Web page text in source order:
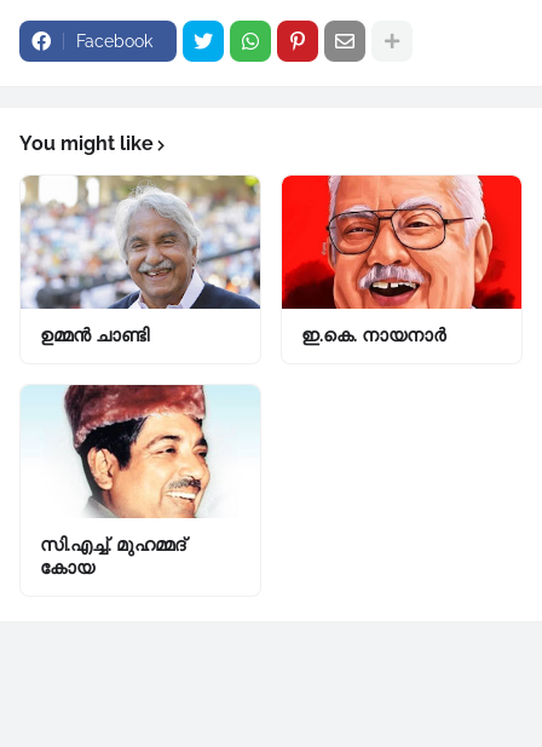
Facebook
You might like
ഉമ്മൻ ചാണ്ടി ഇ.കെ. നായനാർ
സി.എച്ച്‌. മുഹമ്മദ്‌
കോയ